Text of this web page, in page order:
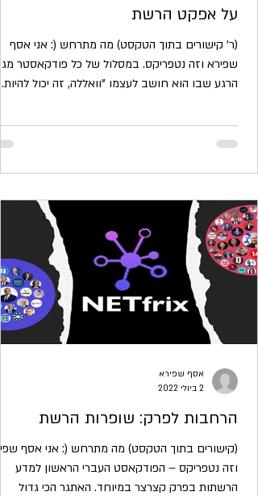
על אפקט הרשת
(ר' קישורים בתוך הטקסט) מה מתרחש (: אני אסף
שפירא וזה נטפריקס. במסלול של כל פודקאסטר
הרגע שבו הוא חושב לעצמו "וואללה, זה יכול
הרחבות לפרק: שופרות הרשת
(קישורים בתוך הטקסט) מה מתרחש (: אני אסף
וזה נטפריקס – הפודקאסט העברי הראשון למדע
הרשתות בפרק קצרצר במיוחד. האתגר הכי גדול
אסף שפירא
2 ביולי 2022